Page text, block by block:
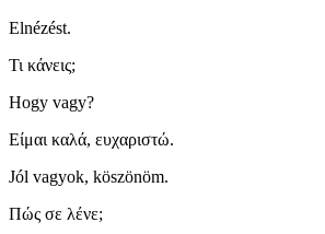
Elnézést.
Τι κάνεις;
Hogy vagy?
Είμαι καλά, ευχαριστώ.
Jól vagyok, köszönöm.
Πώς σε λένε;